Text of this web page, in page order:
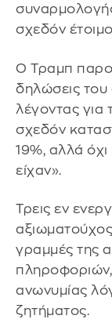
σχεδόν
Ο Τραμπ
δηλώσεις του
λέγοντας για
σχεδόν
19%, αλλά
είχαν».
Τρεις εν
γραμμές της
ανωνυμίας
ζητήματος.